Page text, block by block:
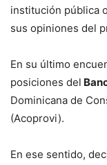
institución pública
sus opiniones del
En su último
posiciones del
Dominicana de
(Acoprovi).
En ese sentido,